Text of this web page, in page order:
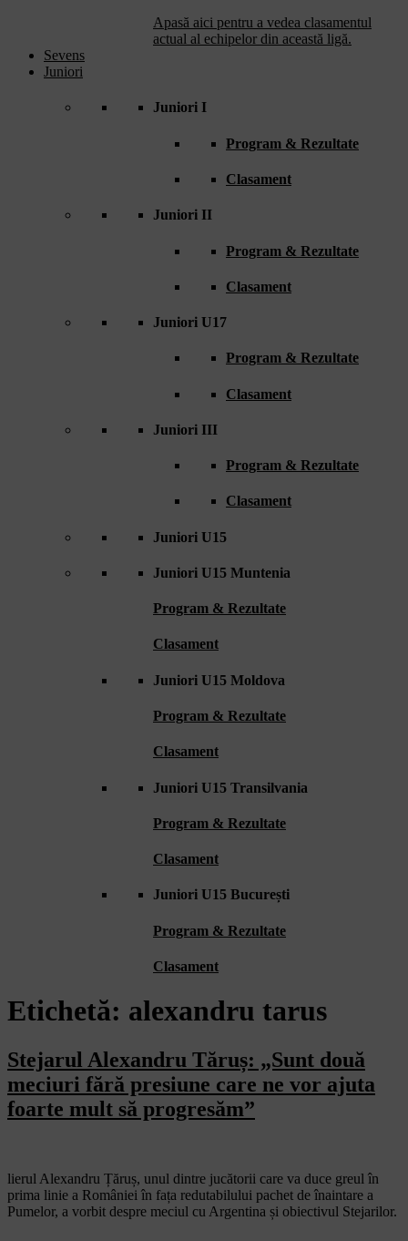
Apasă aici pentru a vedea clasamentul
actual al echipelor din această ligă.
Sevens
Juniori
Juniori I
Program & Rezultate
Clasament
Juniori II
Program & Rezultate
Clasament
Juniori U17
Program & Rezultate
Clasament
Juniori III
Program & Rezultate
Clasament
Juniori U15
Juniori U15 Muntenia
Program & Rezultate
Clasament
Juniori U15 Moldova
Program & Rezultate
Clasament
Juniori U15 Transilvania
Program & Rezultate
Clasament
Juniori U15 București
Program & Rezultate
Clasament
Etichetă: alexandru tarus
Stejarul Alexandru Tăruș: „Sunt două
meciuri fără presiune care ne vor ajuta
foarte mult să progresăm”
lierul Alexandru Țăruș, unul dintre jucătorii care va duce greul în
prima linie a României în fața redutabilului pachet de înaintare a
Pumelor, a vorbit despre meciul cu Argentina și obiectivul Stejarilor.